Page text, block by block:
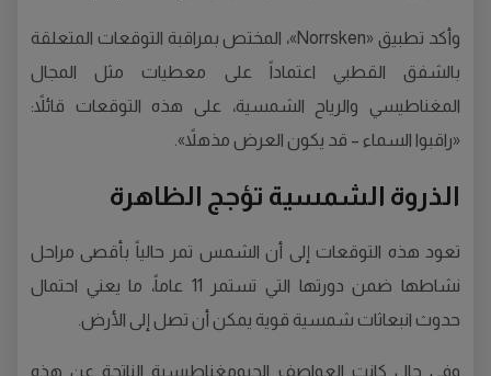
وأكد تطبيق «Norrsken»، المختص بمراقبة التوقعات المتعلقة
بالشفق القطبي اعتماداً على معطيات مثل المجال
المغناطيسي والرياح الشمسية، على هذه التوقعات قائلاً:
«راقبوا السماء – قد يكون العرض مذهلاً».
الذروة الشمسية تؤجج الظاهرة
تعود هذه التوقعات إلى أن الشمس تمر حالياً بأقصى مراحل
نشاطها ضمن دورتها التي تستمر 11 عاماً، ما يعني احتمال
حدوث انبعاثات شمسية قوية يمكن أن تصل إلى الأرض.
وفي حال كانت العواصف الجيومغناطيسية الناتجة عن هذه